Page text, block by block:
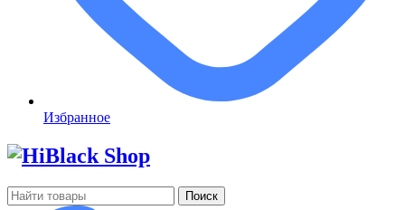
Избранное
Поиск